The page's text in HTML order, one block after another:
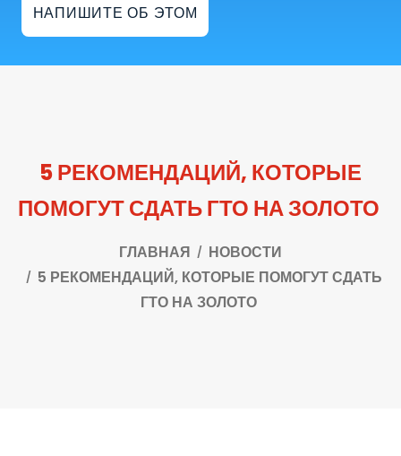
НАПИШИТЕ ОБ ЭТОМ
5 РЕКОМЕНДАЦИЙ, КОТОРЫЕ
ПОМОГУТ СДАТЬ ГТО НА ЗОЛОТО
ГЛАВНАЯ
НОВОСТИ
5 РЕКОМЕНДАЦИЙ, КОТОРЫЕ ПОМОГУТ СДАТЬ
ГТО НА ЗОЛОТО